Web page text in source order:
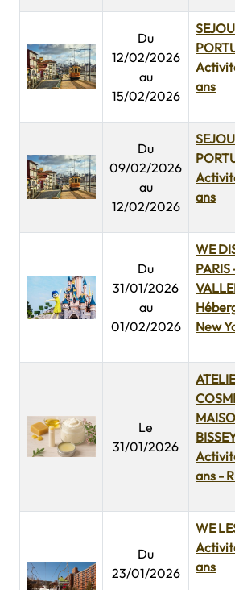
Du
12/02/2026
au
15/02/2026
ans
Du
09/02/2026
au
12/02/2026
ans
Du
31/01/2026
au
01/02/2026
WE
New
Le
31/01/2026
ans -
Du
23/01/2026
WE
ans